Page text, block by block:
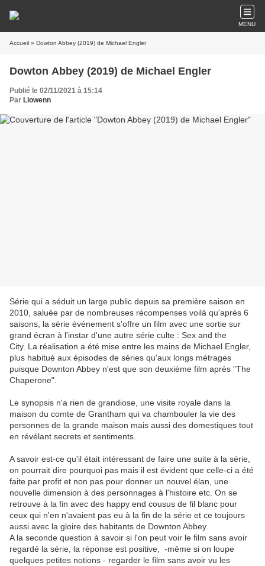
MENU
Accueil » Dowton Abbey (2019) de Michael Engler
Dowton Abbey (2019) de Michael Engler
Publié le 02/11/2021 à 15:14
Par Llowenn
Série qui a séduit un large public depuis sa première saison en
2010, saluée par de nombreuses récompenses voilà qu'après 6
saisons, la série événement s'offre un film avec une sortie sur
grand écran à l'instar d'une autre série culte : Sex and the
City. La réalisation a été mise entre les mains de Michael Engler,
plus habitué aux épisodes de séries qu'aux longs métrages
puisque Downton Abbey n'est que son deuxième film après "The
Chaperone".
Le synopsis n'a rien de grandiose, une visite royale dans la
maison du comte de Grantham qui va chambouler la vie des
personnes de la grande maison mais aussi des domestiques tout
en révélant secrets et sentiments.
A savoir est-ce qu'il était intéressant de faire une suite à la série,
on pourrait dire pourquoi pas mais il est évident que celle-ci a été
faite par profit et non pas pour donner un nouvel élan, une
nouvelle dimension à des personnages à l'histoire etc. On se
retrouve à la fin avec des happy end cousus de fil blanc pour
ceux qui n'en n'avaient pas eu à la fin de la série et ce toujours
aussi avec la gloire des habitants de Downton Abbey.
A la seconde question à savoir si l'on peut voir le film sans avoir
regardé la série, la réponse est positive, -même si on loupe
quelques petites notions - regarder le film sans avoir vu les